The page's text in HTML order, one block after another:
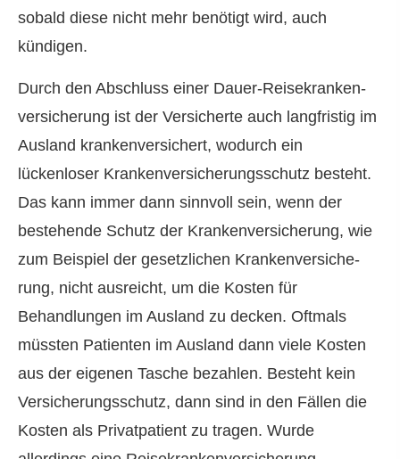
sobald diese nicht mehr benötigt wird, auch
kündigen.
Durch den Abschluss einer Dauer-Reise­kranken­
ver­si­che­rung ist der Versicherte auch langfristig im
Ausland krankenversichert, wodurch ein
lückenloser Kranken­ver­si­che­rungsschutz besteht.
Das kann immer dann sinnvoll sein, wenn der
bestehende Schutz der Kranken­ver­si­che­rung, wie
zum Beispiel der gesetzlichen Kranken­ver­si­che­
rung, nicht ausreicht, um die Kosten für
Behandlungen im Ausland zu decken. Oftmals
müssten Patienten im Ausland dann viele Kosten
aus der eigenen Tasche bezahlen. Besteht kein
Versicherungsschutz, dann sind in den Fällen die
Kosten als Privatpatient zu tragen. Wurde